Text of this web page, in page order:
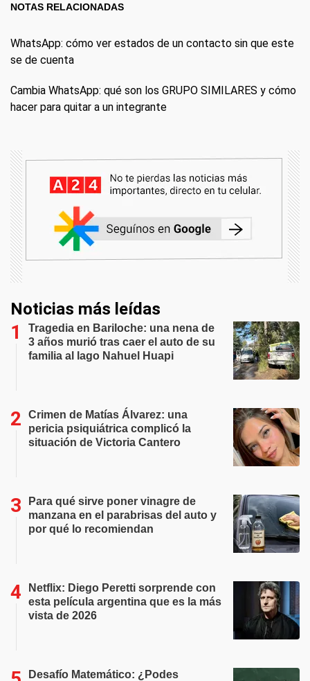
NOTAS RELACIONADAS
WhatsApp: cómo ver estados de un contacto sin que este
se de cuenta
Cambia WhatsApp: qué son los GRUPO SIMILARES y cómo
hacer para quitar a un integrante
Noticias más leídas
Tragedia en Bariloche: una nena de
3 años murió tras caer el auto de su
familia al lago Nahuel Huapi
Crimen de Matías Álvarez: una
pericia psiquiátrica complicó la
situación de Victoria Cantero
Para qué sirve poner vinagre de
manzana en el parabrisas del auto y
por qué lo recomiendan
Netflix: Diego Peretti sorprende con
esta película argentina que es la más
vista de 2026
Desafío Matemático: ¿Podes